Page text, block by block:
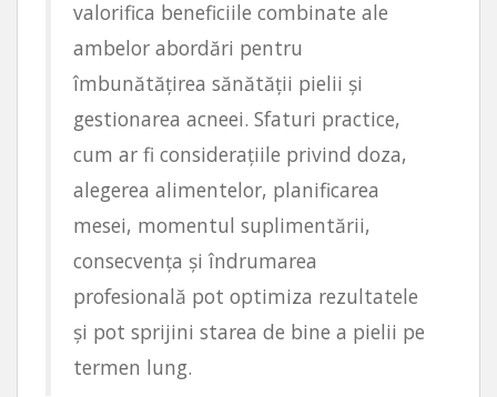
valorifica beneficiile combinate ale
ambelor abordări pentru
îmbunătățirea sănătății pielii și
gestionarea acneei. Sfaturi practice,
cum ar fi considerațiile privind doza,
alegerea alimentelor, planificarea
mesei, momentul suplimentării,
consecvența și îndrumarea
profesională pot optimiza rezultatele
și pot sprijini starea de bine a pielii pe
termen lung.